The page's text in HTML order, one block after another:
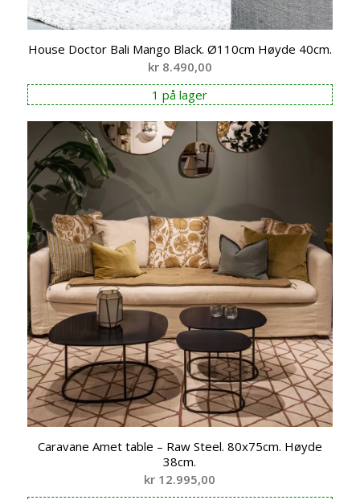
House Doctor Bali Mango Black. Ø110cm Høyde 40cm.
kr8.490,00
1 på lager
Caravane Amet table – Raw Steel. 80x75cm. Høyde
38cm.
kr 12.995,00